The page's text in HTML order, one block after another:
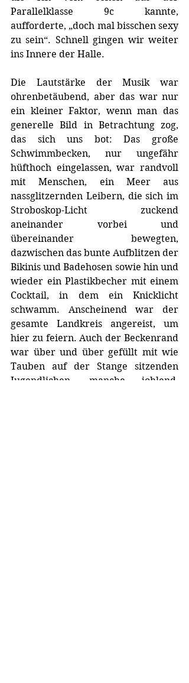
Parallelklasse 9c kannte,
aufforderte, „doch mal bisschen sexy
zu sein“. Schnell gingen wir weiter
ins Innere der Halle.
Die Lautstärke der Musik war
ohrenbetäubend, aber das war nur
ein kleiner Faktor, wenn man das
generelle Bild in Betrachtung zog,
das sich uns bot: Das große
Schwimmbecken, nur ungefähr
hüfthoch eingelassen, war randvoll
mit Menschen, ein Meer aus
nassglitzernden Leibern, die sich im
Stroboskop-Licht zuckend
aneinander vorbei und
übereinander bewegten,
dazwischen das bunte Aufblitzen der
Bikinis und Badehosen sowie hin und
wieder ein Plastikbecher mit einem
Cocktail, in dem ein Knicklicht
schwamm. Anscheinend war der
gesamte Landkreis angereist, um
hier zu feiern. Auch der Beckenrand
war über und über gefüllt mit wie
Tauben auf der Stange sitzenden
Jugendlichen, manche johlend,